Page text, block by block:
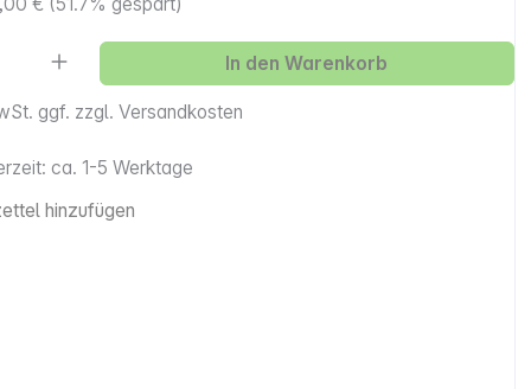
ggf. zzgl. Versandkosten
ca. 1-5 Werktage
Gib den gewünschten Wert ein
In den Warenkorb
hinzufügen